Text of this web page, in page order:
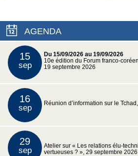
AGENDA
15
sep
Du 15/09/2026 au 19/09/2026
10e édition du Forum franco-
19 septembre 2026
16
sep Réunion d’information sur le
29
sep
Atelier sur « Les relations élu-
vertueuses ? », 29 septembre 2026